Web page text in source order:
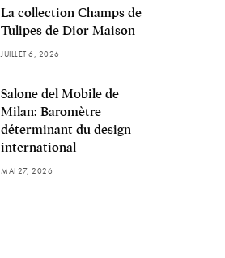
La collection Champs de
Tulipes de Dior Maison
JUILLET 6, 2026
Salone del Mobile de
Milan: Baromètre
déterminant du design
international
MAI 27, 2026